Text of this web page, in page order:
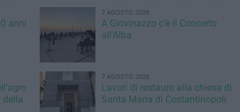
anni
7 AGOSTO 2026
A Giovinazzo c'è il Concerto
all'Alba
della
7 AGOSTO 2026
Lavori di restauro alla chiesa di
Santa Maria di Costantinopoli